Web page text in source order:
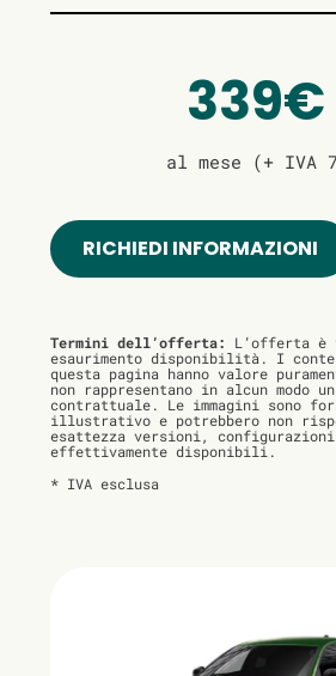
339€
al mese (+ IVA
RICHIEDI INFORMAZIONI
Termini dell’offerta:
L’offerta è
esaurimento disponibilità. I
questa pagina hanno valore
non rappresentano in alcun modo
contrattuale. Le immagini sono
illustrativo e potrebbero non
esattezza versioni, configurazioni
effettivamente disponibili.
* IVA esclusa